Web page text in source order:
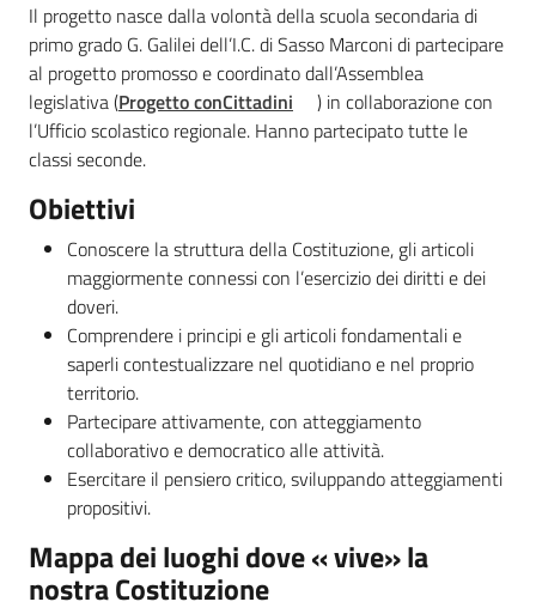
Divulgazione
su
Ambiente
Argomenti
Il progetto nasce dalla volontà della scuola secondaria di
primo grado G. Galilei dell’I.C. di Sasso Marconi di partecipare
al progetto promosso e coordinato dall’Assemblea
legislativa (Progetto conCittadini
) in collaborazione con
l’Ufficio scolastico regionale. Hanno partecipato tutte le
classi seconde.
Obiettivi
Conoscere la struttura della Costituzione, gli articoli
maggiormente connessi con l’esercizio dei diritti e dei
doveri.
Comprendere i principi e gli articoli fondamentali e
saperli contestualizzare nel quotidiano e nel proprio
territorio.
Partecipare attivamente, con atteggiamento
collaborativo e democratico alle attività.
Esercitare il pensiero critico, sviluppando atteggiamenti
propositivi.
Mappa dei luoghi dove « vive» la
nostra Costituzione